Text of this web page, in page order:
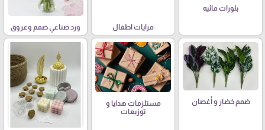
بلورات مائيه
مرايات اطفال ورد صناعي ضمم وعروق
ضمم خضار و أغصان
مستلزمات هدايا و
توزيعات